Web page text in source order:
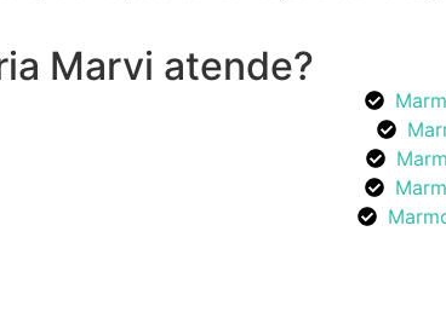
Marvi atende?